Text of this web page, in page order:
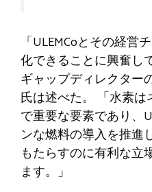
「ULEMCoとその経営
化できることに興奮し
ギャップディレクター
氏は述べた。 「水素
で重要な要素であり、
ンな燃料の導入を推進
もたらすのに有利な立
ます。」